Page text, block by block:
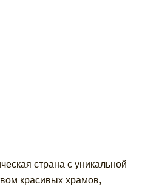
страна с уникальной
красивых храмов,